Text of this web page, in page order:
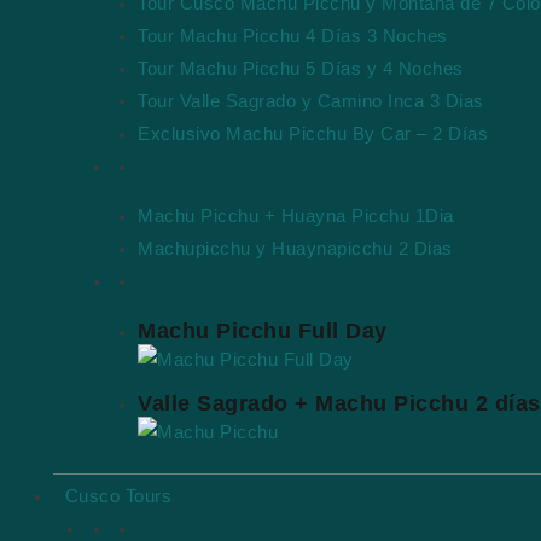
Tour Machu Picchu 4 Días 3 Noches
Tour Machu Picchu 5 Días y 4 Noches
Tour Valle Sagrado y Camino Inca 3 Dias
Exclusivo Machu Picchu By Car – 2 Días
Machu Picchu + Huayna Picchu 1Dia
Machupicchu y Huaynapicchu 2 Dias
Machu Picchu Full Day
Valle Sagrado + Machu Picchu 2 días
Cusco Tours